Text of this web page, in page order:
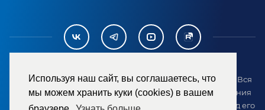
Используя наш сайт, вы соглашаетесь, что
мы можем хранить куки (cookies) в вашем
2007-2026 © ООО «ТД «РЕМЕЗА». Все права защищены. Вся
информация на сайте размещена в целях предоставления
возможности покупателю ознакомиться с товаром перед его